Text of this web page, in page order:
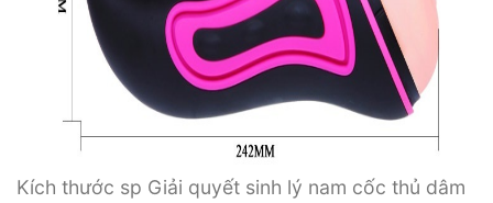
Kích thước sp Giải quyết sinh lý nam cốc thủ dâm